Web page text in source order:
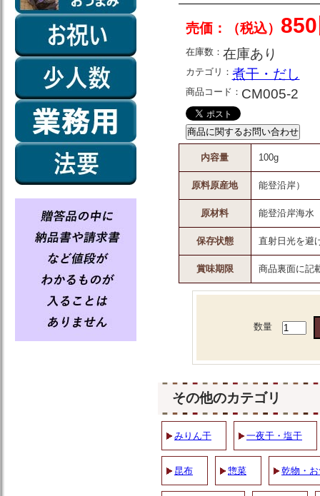
売価：（税込）
在庫数： 在庫あり
カテゴリ： 煮干・だし
商品コード： CM005-2
内容量 100g
原料原産地 能登沿岸）
原材料 能登沿岸海水
保存状態 直射日光を避
賞味期限 商品裏面に記
数量
その他のカテゴリ
みりん干 一夜干・塩干
昆布 惣菜 乾物・